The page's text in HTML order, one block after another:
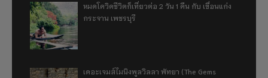
หมดโควิดชีวิตก็เที่ยวต่อ 2 วัน 1 คืน กับ เขื่อนแก่ง
กระจาน เพชรบุรี
เดอะเจมส์ไมนิงพูลวิลลา พัทยา (The Gems